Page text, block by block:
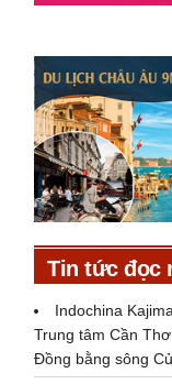
Tin tức đọc
Indochina
Trung tâm Cần
Đồng bằng sông